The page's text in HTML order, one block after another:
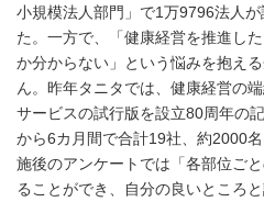
小規模法人部門」で1万9796法人
た。一方で、「健康経営を推進し
か分からない」という悩みを抱え
ん。昨年タニタでは、健康経営の
サービスの試行版を設立80周年の
から6カ月間で合計19社、約2000
施後のアンケートでは「各部位ご
ることができ、自分の良いところ